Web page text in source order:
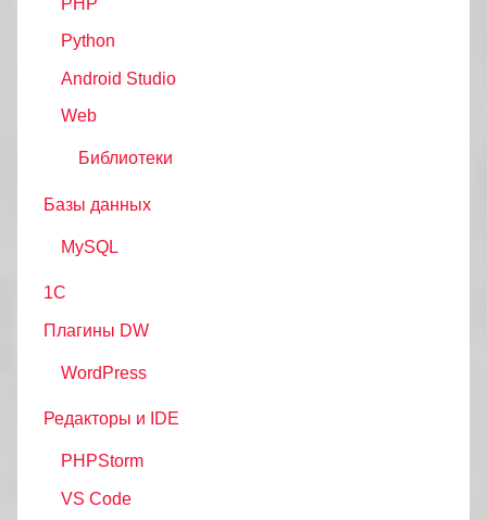
PHP
Python
Android Studio
Web
Библиотеки
Базы данных
MySQL
1С
Плагины DW
WordPress
Редакторы и IDE
PHPStorm
VS Code